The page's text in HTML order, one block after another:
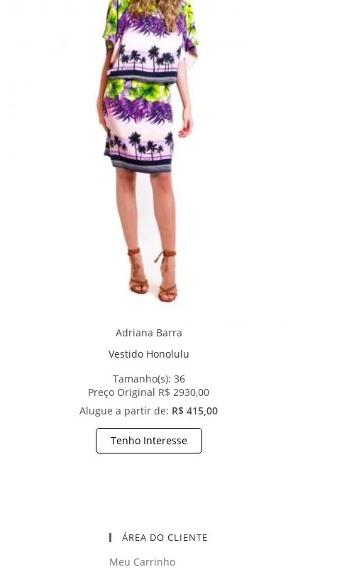
Adriana Barra
Vestido Honolulu
Tamanho(s): 36
Preço Original R$ 2930,00
Alugue a partir de: R$ 415,00
Tenho Interesse
ÁREA DO CLIENTE
Meu Carrinho